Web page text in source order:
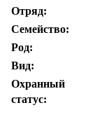
Отряд:
Семейство:
Род:
Вид:
Охранный
статус: